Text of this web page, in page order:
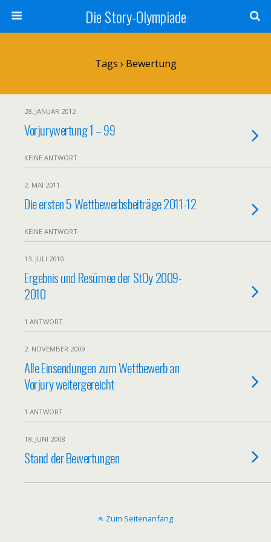
Die Story-Olympiade
Tags › Bewertung
28. JANUAR 2012
Vorjurywertung 1 – 99
KEINE ANTWORT
2. MAI 2011
Die ersten 5 Wettbewerbsbeiträge 2011-12
KEINE ANTWORT
13. JULI 2010
Ergebnis und Resümee der StOy 2009-
2010
1 ANTWORT
2. NOVEMBER 2009
Alle Einsendungen zum Wettbewerb an
Vorjury weitergereicht
1 ANTWORT
18. JUNI 2008
Stand der Bewertungen
Zum Seitenanfang